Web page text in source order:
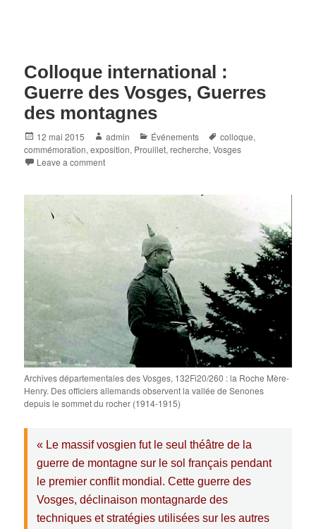
Colloque international :
Guerre des Vosges, Guerres
des montagnes
Posted
on
12 mai 2015 Author
admin Categories
Événements Tags
colloque,
commémoration,exposition, Prouillet,recherche,Vosges
Leave a comment
Archives départementales des Vosges, 132Fi20/260 : la Roche Mère-
Henry. Des officiers allemands observent la vallée de Senones
depuis le sommet du rocher (1914-1915)
« Le massif vosgien fut le seul théâtre de la
guerre de montagne sur le sol français pendant
le premier conflit mondial. Cette guerre des
Vosges, déclinaison montagnarde des
techniques et stratégies utilisées sur les autres